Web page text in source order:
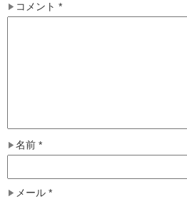
コメント *
名前 *
メール *